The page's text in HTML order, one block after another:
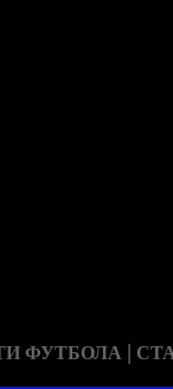
ФУТБОЛА |